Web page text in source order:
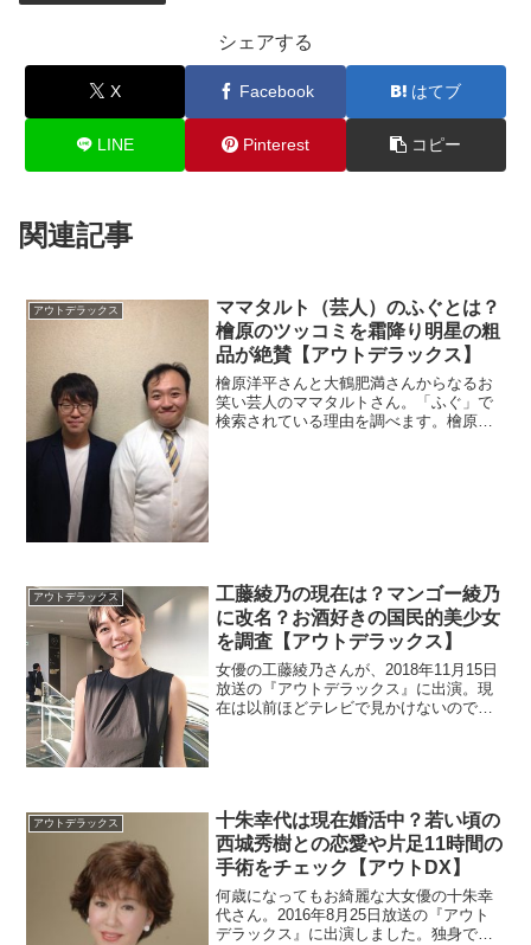
シェアする
X Facebook はてブ
LINE Pinterest コピー
関連記事
アウトデラックス
ママタルト（芸人）のふぐとは？
檜原のツッコミを霜降り明星の粗
品が絶賛【アウトデラックス】
檜原洋平さんと大鶴肥満さんからなるお
笑い芸人のママタルトさん。「ふぐ」で
検索されている理由を調べます。檜原さ
アウトデラックス
工藤綾乃の現在は？マンゴー綾乃
に改名？お酒好きの国民的美少女
を調査【アウトデラックス】
女優の工藤綾乃さんが、2018年11月15日
放送の『アウトデラックス』に出演。現
在は以前ほどテレビで見かけないので、
アウトデラックス
十朱幸代は現在婚活中？若い頃の
西城秀樹との恋愛や片足11時間の
手術をチェック【アウトDX】
何歳になってもお綺麗な大女優の十朱幸
代さん。2016年8月25日放送の『アウト
デラックス』に出演しました。独身です